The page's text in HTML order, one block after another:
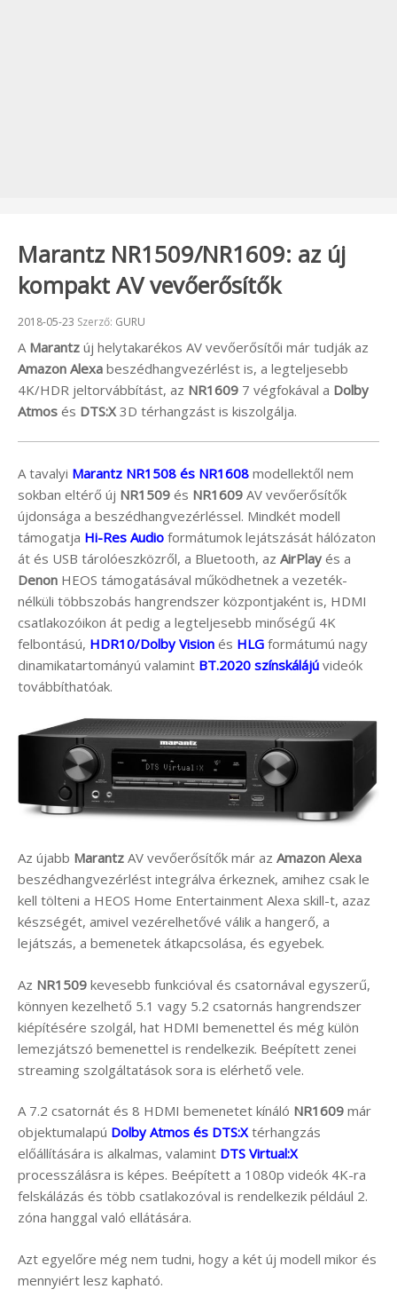
Marantz NR1509/NR1609: az új
kompakt AV vevőerősítők
Beküldve:
2018-05-23 Szerző: GURU
A Marantz új helytakarékos AV vevőerősítői már tudják az
Amazon Alexa beszédhangvezérlést is, a legteljesebb
4K/HDR jeltorvábbítást, az NR1609 7 végfokával a Dolby
Atmos és DTS:X 3D térhangzást is kiszolgálja.
A tavalyi Marantz NR1508 és NR1608 modellektől nem
sokban eltérő új NR1509 és NR1609 AV vevőerősítők
újdonsága a beszédhangvezérléssel. Mindkét modell
támogatja Hi-Res Audio formátumok lejátszását hálózaton
át és USB tárolóeszközről, a Bluetooth, az AirPlay és a
Denon HEOS támogatásával működhetnek a vezeték-
nélküli többszobás hangrendszer központjaként is, HDMI
csatlakozóikon át pedig a legteljesebb minőségű 4K
felbontású, HDR10/Dolby Vision és HLG formátumú nagy
dinamikatartományú valamint BT.2020 színskálájú videók
továbbíthatóak.
Az újabb Marantz AV vevőerősítők már az Amazon Alexa
beszédhangvezérlést integrálva érkeznek, amihez csak le
kell tölteni a HEOS Home Entertainment Alexa skill-t, azaz
készségét, amivel vezérelhetővé válik a hangerő, a
lejátszás, a bemenetek átkapcsolása, és egyebek.
Az NR1509 kevesebb funkcióval és csatornával egyszerű,
könnyen kezelhető 5.1 vagy 5.2 csatornás hangrendszer
kiépítésére szolgál, hat HDMI bemenettel és még külön
lemezjátszó bemenettel is rendelkezik. Beépített zenei
streaming szolgáltatások sora is elérhető vele.
A 7.2 csatornát és 8 HDMI bemenetet kínáló NR1609 már
objektumalapú Dolby Atmos és DTS:Xtérhangzás
előállítására is alkalmas, valamint DTS Virtual:X
processzálásra is képes. Beépített a 1080p videók 4K-ra
felskálázás és több csatlakozóval is rendelkezik például 2.
zóna hanggal való ellátására.
Azt egyelőre még nem tudni, hogy a két új modell mikor és
mennyiért lesz kapható.